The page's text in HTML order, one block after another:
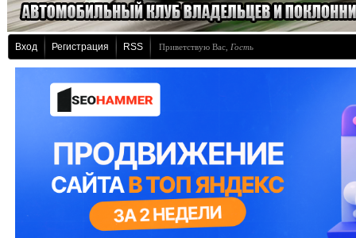
Вход Регистрация RSS Приветствую Вас Гость